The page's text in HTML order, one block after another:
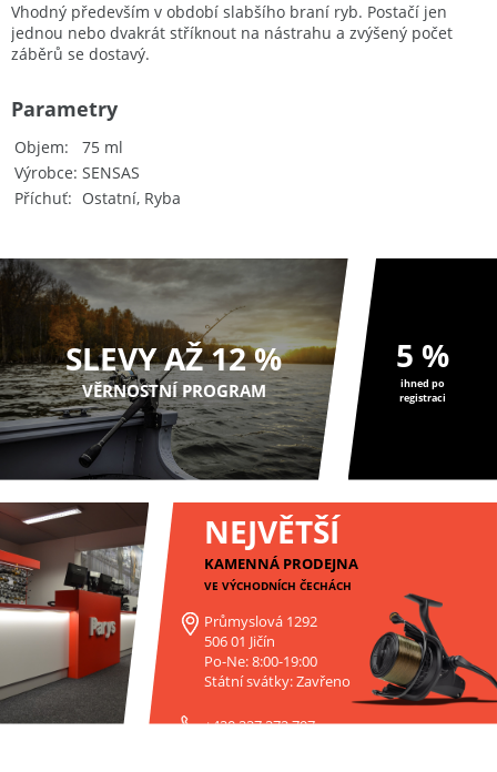
Vhodný především v období slabšího braní ryb. Postačí jen
jednou nebo dvakrát stříknout na nástrahu a zvýšený počet
záběrů se dostavý.
Objem
75 ml
Výrobce SENSAS
Příchuť
Ostatní, Ryba
Parametry
SLEVY AŽ 12 %
VĚRNOSTNÍ PROGRAM
5 %
ihned po
registraci
NEJVĚTŠÍ
KAMENNÁ PRODEJNA
VE VÝCHODNÍCH ČECHÁCH
Průmyslová 1292
506 01 Jičín
Po-Ne: 8:00-19:00
Státní svátky: Zavřeno
+420 227 272 797